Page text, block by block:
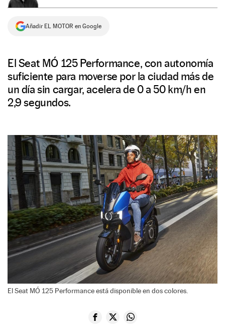
Añadir EL MOTOR en Google
El Seat MÓ 125 Performance, con autonomía
suficiente para moverse por la ciudad más de
un día sin cargar, acelera de 0 a 50 km/h en
2,9 segundos.
El Seat MÓ 125 Performance está disponible en dos colores.